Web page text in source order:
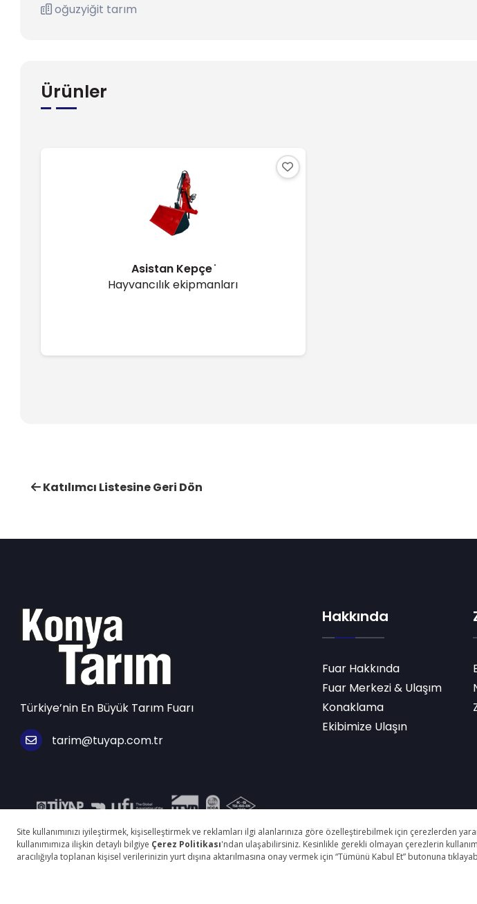
oğuzyiğit tarım
Ürünler
Asistan Kepçe ̇
Hayvancılık ekipmanları
Katılımcı Listesine Geri Dön
Türkiye’nin En Büyük Tarım Fuarı
tarim@tuyap.com.tr
Hakkında
Fuar Hakkında
Fuar Merkezi & Ulaşım
Konaklama
Ekibimize Ulaşın